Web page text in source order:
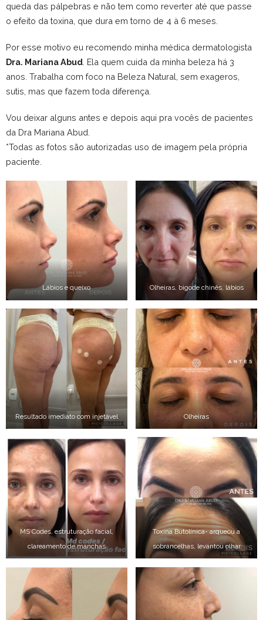
queda das pálpebras e não tem como reverter até que passe
o efeito da toxina, que dura em torno de 4 à 6 meses.
Por esse motivo eu recomendo minha médica dermatologista
Dra. Mariana Abud . Ela quem cuida da minha beleza há 3
anos. Trabalha com foco na Beleza Natural, sem exageros,
sutis, mas que fazem toda diferença.
Vou deixar alguns antes e depois aqui pra vocês de pacientes
da Dra Mariana Abud.
*Todas as fotos são autorizadas uso de imagem pela própria
paciente.
Lábios e queixo Olheiras, bigode chinês, lábios
Resultado imediato com injetável Olheiras
MS Codes, estruturação facial,
clareamento de manchas
Toxina Butolínica- arqueou a
sobrancelhas, levantou olhar